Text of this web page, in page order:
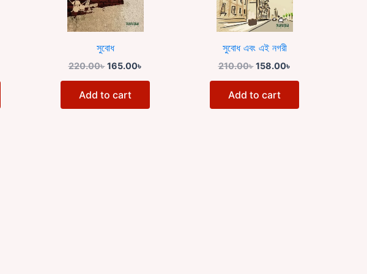
সুবোধ
220.00৳ 165.00৳
Add to cart
সুবোধ এবং এই নগরী
210.00৳ 158.00৳
Add to cart